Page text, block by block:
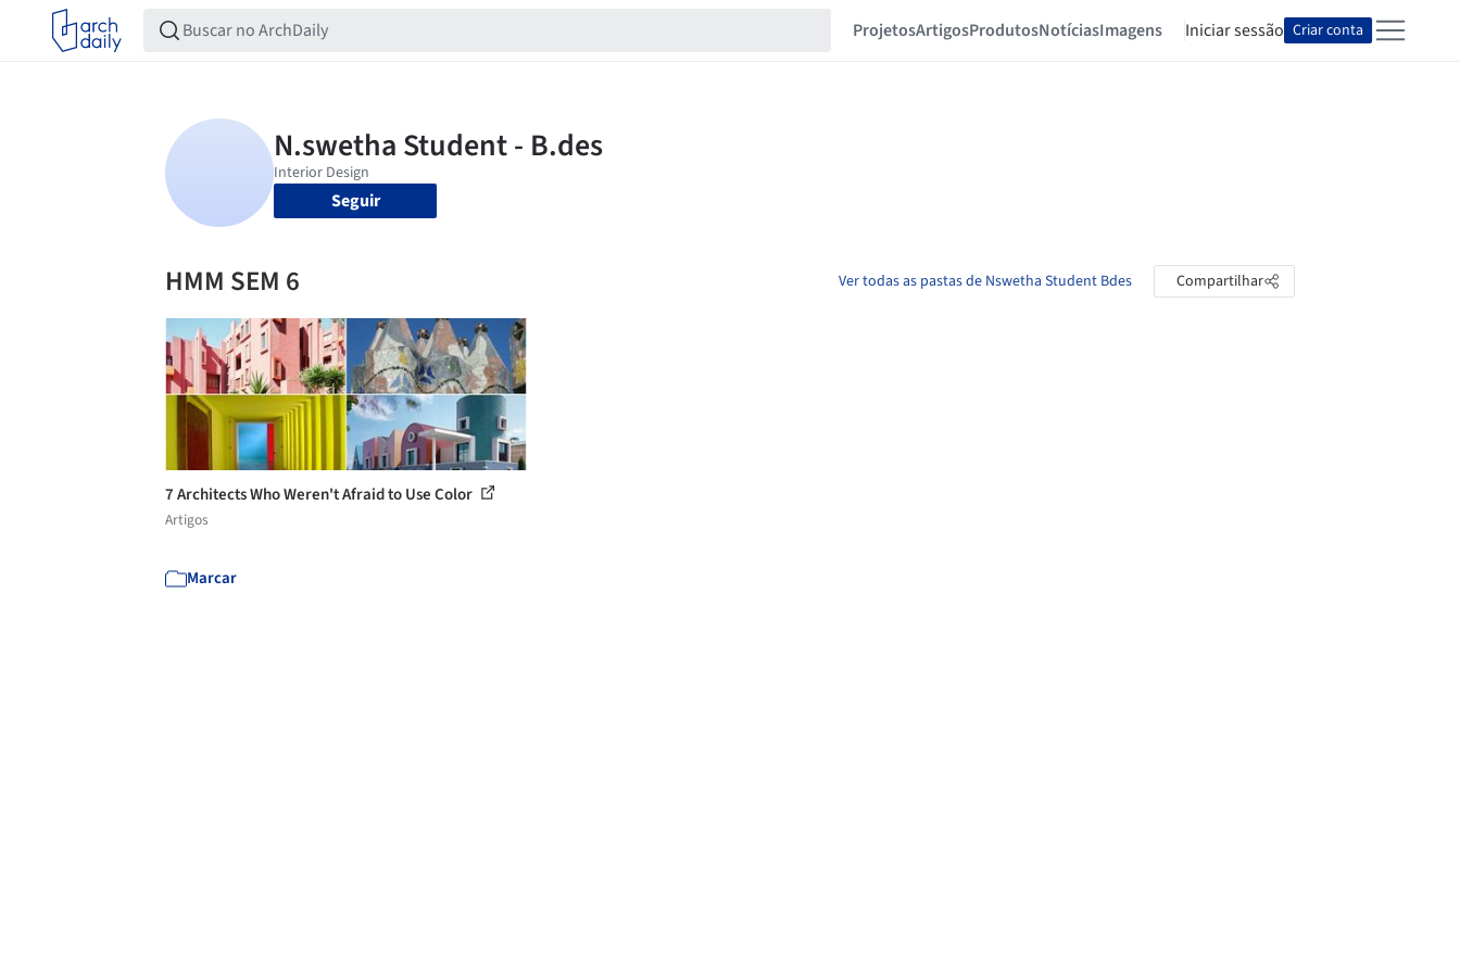
ProjetosArtigosProdutosNotíciasImagens Iniciar sessão Criar conta
Seguir
HMM SEM 6 Ver todas as pastas de Nswetha Student Bdes Compartilhar
7 Architects Who Weren't Afraid to Use Color
Artigos
Marcar